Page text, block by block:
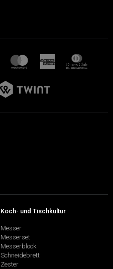
Koch- und Tischkultur
Messer
Messerset
Messerblock
Schneidebrett
Zester